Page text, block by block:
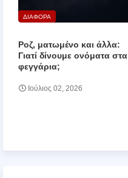
ΔΙΑΦΟΡΑ
Ροζ, ματωμένο και άλλα:
Γιατί δίνουμε ονόματα στα
φεγγάρια;
Ιούλιος 02, 2026